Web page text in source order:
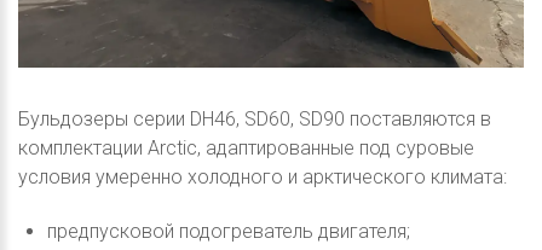
Бульдозеры серии DH46, SD60, SD90 поставляются в
комплектации Arctic, адаптированные под суровые
условия умеренно холодного и арктического климата:
предпусковой подогреватель двигателя;